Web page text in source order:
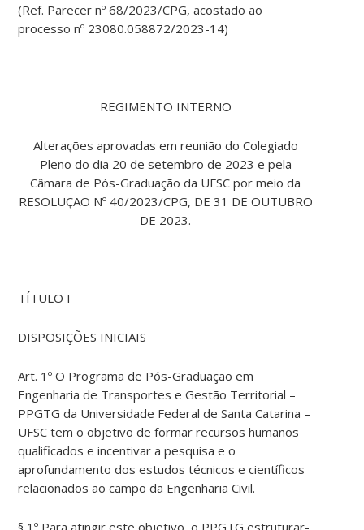
(Ref. Parecer nº 68/2023/CPG, acostado ao
processo nº 23080.058872/2023-14)
REGIMENTO INTERNO
Alterações aprovadas em reunião do Colegiado
Pleno do dia 20 de setembro de 2023 e pela
Câmara de Pós-Graduação da UFSC por meio da
RESOLUÇÃO Nº 40/2023/CPG, DE 31 DE OUTUBRO
DE 2023.
TÍTULO I
DISPOSIÇÕES INICIAIS
Art. 1º O Programa de Pós-Graduação em
Engenharia de Transportes e Gestão Territorial –
PPGTG da Universidade Federal de Santa Catarina –
UFSC tem o objetivo de formar recursos humanos
qualificados e incentivar a pesquisa e o
aprofundamento dos estudos técnicos e científicos
relacionados ao campo da Engenharia Civil.
§ 1º Para atingir este objetivo, o PPGTG estruturar-